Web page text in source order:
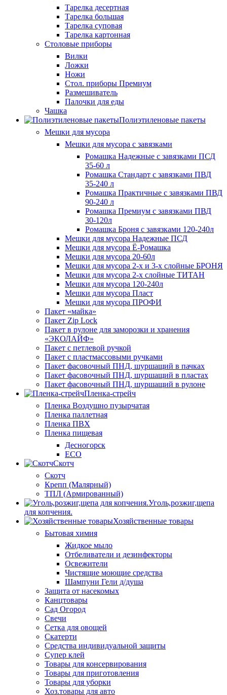
Тарелка десертная
Тарелка большая
Тарелка суповая
Тарелка картонная
Столовые приборы
Вилки
Ложки
Ножи
Стол. приборы Премиум
Размешиватель
Палочки для еды
Чашка
Полиэтиленовые пакеты
Мешки для мусора
Мешки для мусора с завязками
Ромашка Надежные с завязками ПСД
35-60 л
Ромашка Стандарт с завязками ПВД
35-240 л
Ромашка Практичные с завязками ПВД
90-240 л
Ромашка Премиум с завязками ПВД
30-120л
Ромашка Броня с завязками 120-240л
Мешки для мусора Надежные ПСД
Мешки для мусора Ё-Ромашка
Мешки для мусора 20-60л
Мешки для мусора 2-х и 3-х слойные БРОНЯ
Мешки для мусора 2-х слойные ТИТАН
Мешки для мусора 120-240л
Мешки для мусора Пласт
Мешки для мусора ПРОФИ
Пакет «майка»
Пакет Zip Lock
Пакет в рулоне для заморозки и хранения
«ЭКОЛАЙФ»
Пакет с петлевой ручкой
Пакет с пластмассовыми ручками
Пакет фасовочный ПНД, шуршащий в пачках
Пакет фасовочный ПНД, шуршащий в пластах
Пакет фасовочный ПНД, шуршащий в рулоне
Пленка-стрейч
Пленка Воздушно пузырчатая
Пленка паллетная
Пленка ПВХ
Пленка пищевая
Десногорск
ECO
Скотч
Скотч
Крепп (Малярный)
ТПЛ (Армированный)
Уголь,розжиг,щепа
для копчения.
Хозяйственные товары
Бытовая химия
Жидкое мыло
Отбеливатели и дезинфекторы
Освежители
Чистящие моющие средства
Шампуни Гели д/душа
Защита от насекомых
Канцтовары
Сад Огород
Свечи
Сетка для овощей
Скатерти
Средства индивидуальной защиты
Супер клей
Товары для консервирования
Товары для приготовления
Товары для уборки
Хоз.товары для авто